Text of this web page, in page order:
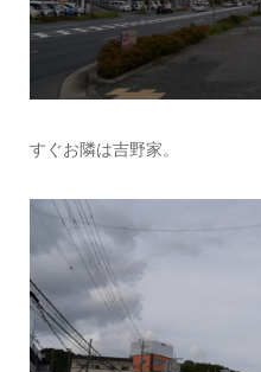
すぐお隣は吉野家。